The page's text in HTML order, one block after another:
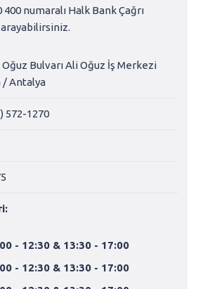
400 numaralı Halk Bank Çağrı
Bulvarı Ali Oğuz İş Merkezi
/ Antalya
572-1270
- 12:30 & 13:30 - 17:00
- 12:30 & 13:30 - 17:00